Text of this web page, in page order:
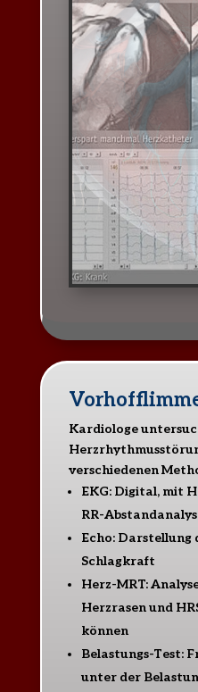
Kardiologe
verschiedenen
EKG: Digital, mit
RR-
Echo: Darstellung
Schlagkraft
Herz-MRT:
Herzrasen und
können
Belastungs-Test:
unter der